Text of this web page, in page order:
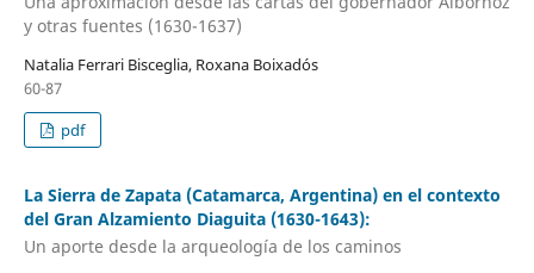
y otras fuentes (1630-1637)
Natalia Ferrari Bisceglia, Roxana Boixadós
60-87
pdf
La Sierra de Zapata (Catamarca, Argentina) en el contexto
del Gran Alzamiento Diaguita (1630-1643):
Un aporte desde la arqueología de los caminos